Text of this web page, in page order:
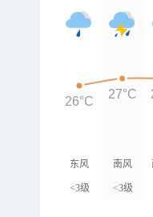
东风
<3级
南风
<3级
26°C
27°C